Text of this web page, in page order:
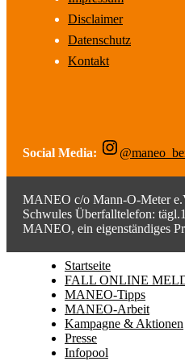
Disclaimer
Datenschutz
Kontakt
Social Media:
MANEO c/o Mann-O-Meter
Schwules Überfalltelefon:
MANEO, ein eigenständiges
Startseite
FALL ONLINE
MANEO-Tipps
MANEO-Arbeit
Kampagne & Aktionen
Presse
Infopool